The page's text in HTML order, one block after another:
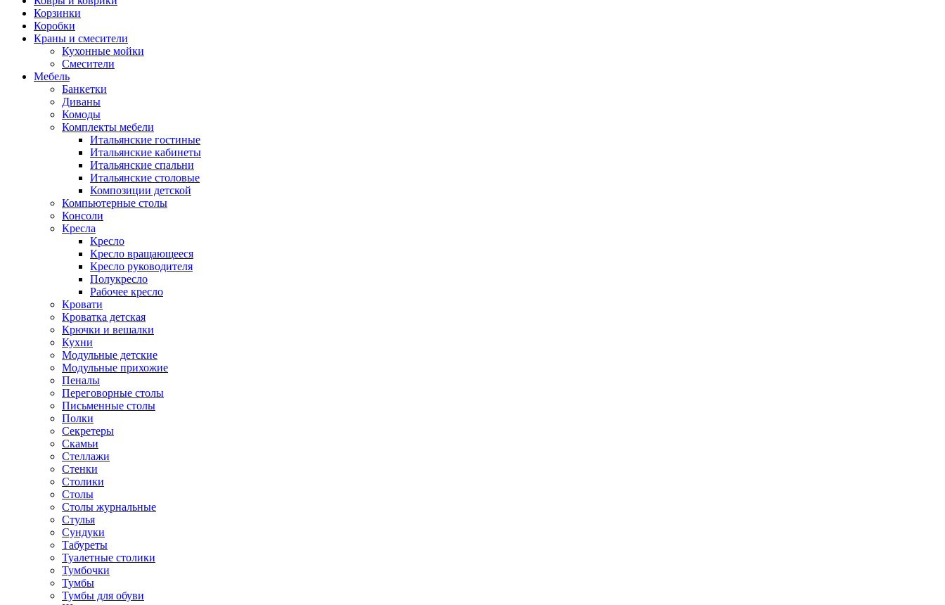
Корзинки
Коробки
Краны и смесители
Кухонные мойки
Смесители
Мебель
Банкетки
Диваны
Комоды
Комплекты мебели
Итальянские гостиные
Итальянские кабинеты
Итальянские спальни
Итальянские столовые
Композиции детской
Компьютерные столы
Консоли
Кресла
Кресло
Кресло вращающееся
Кресло руководителя
Полукресло
Рабочее кресло
Кровати
Кроватка детская
Крючки и вешалки
Кухни
Модульные детские
Модульные прихожие
Пеналы
Переговорные столы
Письменные столы
Полки
Секретеры
Скамьи
Стеллажи
Стенки
Столики
Столы
Столы журнальные
Стулья
Сундуки
Табуреты
Туалетные столики
Тумбочки
Тумбы
Тумбы для обуви